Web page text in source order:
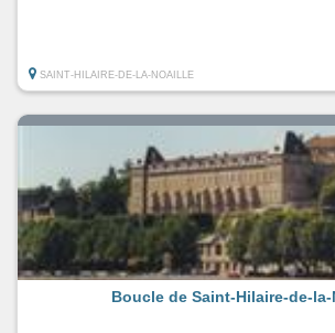
SAINT-HILAIRE-DE-LA-NOAILLE
Boucle de Saint-Hilaire-de-